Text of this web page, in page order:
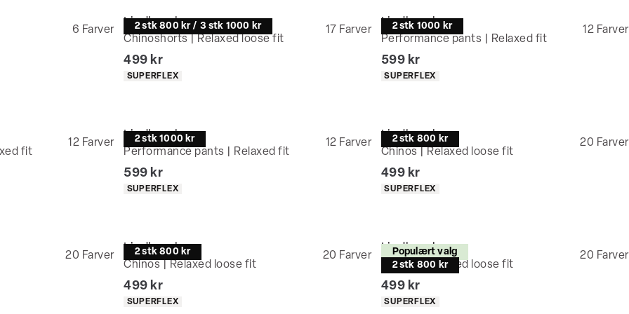
6 Farver 2 stk 800 kr / 3 stk 1000 kr
Lindbergh
Chinoshorts | Relaxed loose fit
17 Farver
I alt (inkl. rabat)
499 kr
Produkt egenskaber
SUPERFLEX
2 stk 1000 kr
Lindbergh
Performance pants | Relaxed fit
12 Farver
I alt (inkl. rabat)
599 kr
Produkt egenskaber
SUPERFLEX
fit
12 Farver 2 stk 1000 kr
Lindbergh
Performance pants | Relaxed fit
12 Farver
I alt (inkl. rabat)
599 kr
Produkt egenskaber
SUPERFLEX
2 stk 800 kr
Lindbergh
Chinos | Relaxed loose fit
20 Farver
I alt (inkl. rabat)
499 kr
Produkt egenskaber
SUPERFLEX
20 Farver 2 stk 800 kr
Lindbergh
Chinos | Relaxed loose fit
20 Farver
I alt (inkl. rabat)
499 kr
Produkt egenskaber
SUPERFLEX
Populært valg
2 stk 800 kr
Lindbergh
Chinos | Relaxed loose fit
20 Farver
I alt (inkl. rabat)
499 kr
Produkt egenskaber
SUPERFLEX